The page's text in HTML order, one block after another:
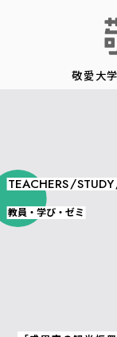
敬愛大
TEACHERS/STUDY
教員・学び・ゼミ